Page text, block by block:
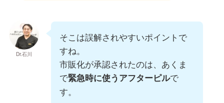
Dr.石川
そこは誤解されやすいポイントで
すね。
市販化が承認されたのは、あくま
で緊急時に使うアフターピルで
す。